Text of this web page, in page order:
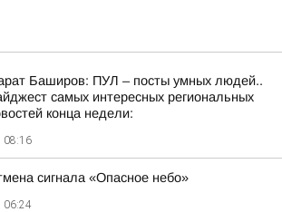
Баширов: ПУЛ – посты умных людей..
самых интересных региональных
конца недели:
08:16
сигнала «Опасное небо»
06:24